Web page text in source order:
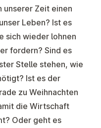
unserer Zeit einen
Leben? Ist es
sich wieder lohnen
fordern? Sind es
Stelle stehen, wie
Ist es der
zu Weihnachten
die Wirtschaft
Oder geht es